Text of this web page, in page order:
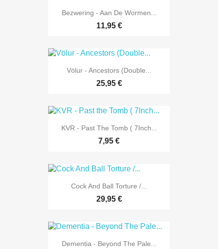
Bezwering - Aan De Wormen...
11,95 €
Völur - Ancestors (Double...
25,95 €
KVR - Past The Tomb ( 7Inch...
7,95 €
Cock And Ball Torture /...
29,95 €
Dementia - Beyond The Pale...